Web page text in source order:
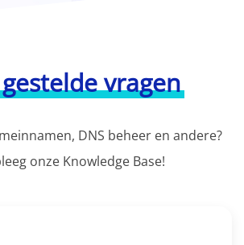
vragen
DNS beheer en andere?
onze Knowledge Base!